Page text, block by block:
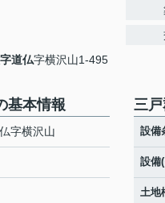
道仏字横沢山1-495
基本情報
字横沢山
三
設備
設備
土地